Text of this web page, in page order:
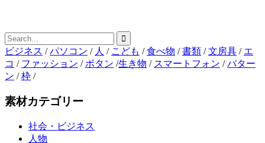
ビジネス /パソコン / 人 / こども /食べ物 /書類 /文房具 / エ
コ / ファッション / ボタン /生き物 / スマートフォン /パター
ン /枠 /
素材カテゴリー
社会・ビジネス
人物